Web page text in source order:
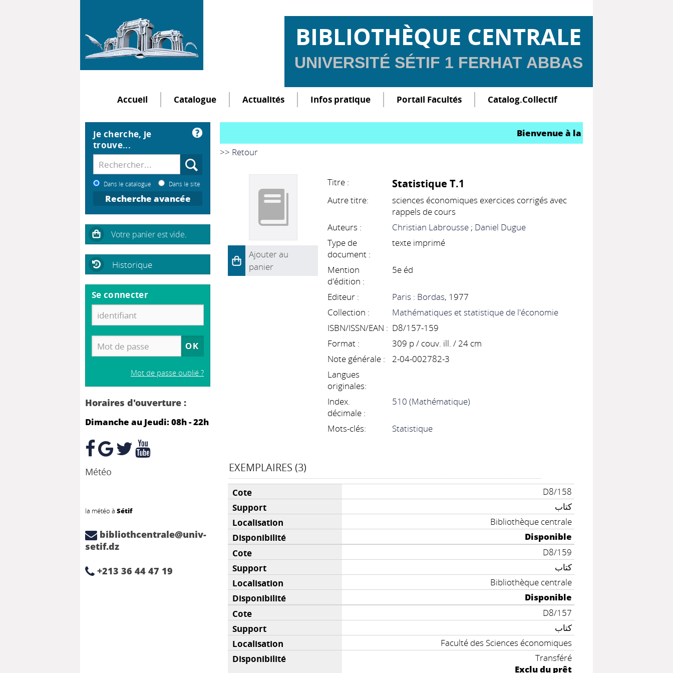
BIBLIOTHÈQUE CENTRALE
UNIVERSITÉ SÉTIF 1 FERHAT ABBAS
Accueil Catalogue Actualités Infos pratique Portail Facultés Catalog.Collectif
Bienvenue à la Bibliothèque Centrale
>> Retour
Ajouter au
panier
Titre : Statistique T.1
Autre titre:
sciences économiques exercices corrigés avec
rappels de cours
Auteurs :
Christian Labrousse ; Daniel Dugue
Type de
document :
texte imprimé
Mention
d'édition :
5e éd
Editeur : Paris : Bordas, 1977
Collection :
Mathématiques et statistique de l'économie
ISBN/ISSN/EAN : D8/157-159
Format :
309 p / couv. ill. / 24 cm
Note générale :
2-04-002782-3
Langues
originales:
Index.
décimale :
510 (Mathématique)
Mots-clés: Statistique
EXEMPLAIRES (3)
D8/158
كتاب
Bibliothèque centrale
Disponible
D8/159
كتاب
Bibliothèque centrale
Disponible
D8/157
كتاب
Faculté des Sciences économiques
Transféré
Exclu du prêt
Je cherche, je
trouve...
Dans le catalogue Dans le site
Recherche avancée
Historique
Se connecter
Mot de passe oublié ?
Horaires d'ouverture :
Dimanche au Jeudi: 08h - 22h
Météo
la météo à Sétif
bibliothcentrale@univ-
setif.dz
+213 36 44 47 19